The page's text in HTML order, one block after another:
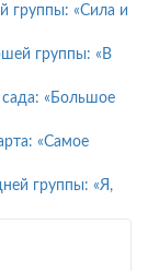
группы: «Сила и
группы: «В
сада: «Большое
«Самое
группы: «Я,